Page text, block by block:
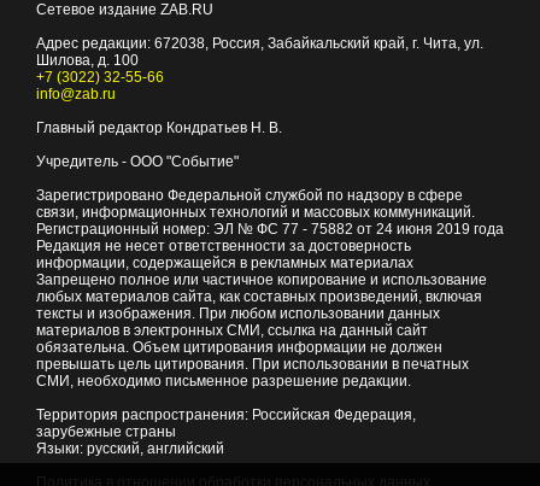
Сетевое издание ZAB.RU
Адрес редакции: 672038, Россия, Забайкальский край, г. Чита, ул.
Шилова, д. 100
+7 (3022) 32-55-66
info@zab.ru
Главный редактор Кондратьев Н. В.
Учредитель - ООО "Событие"
Зарегистрировано Федеральной службой по надзору в сфере
связи, информационных технологий и массовых коммуникаций.
Регистрационный номер: ЭЛ № ФС 77 - 75882 от 24 июня 2019 года
Редакция не несет ответственности за достоверность
информации, содержащейся в рекламных материалах
Запрещено полное или частичное копирование и использование
любых материалов сайта, как составных произведений, включая
тексты и изображения. При любом использовании данных
материалов в электронных СМИ, ссылка на данный сайт
обязательна. Объем цитирования информации не должен
превышать цель цитирования. При использовании в печатных
СМИ, необходимо письменное разрешение редакции.
Территория распространения: Российская Федерация,
зарубежные страны
Языки: русский, английский